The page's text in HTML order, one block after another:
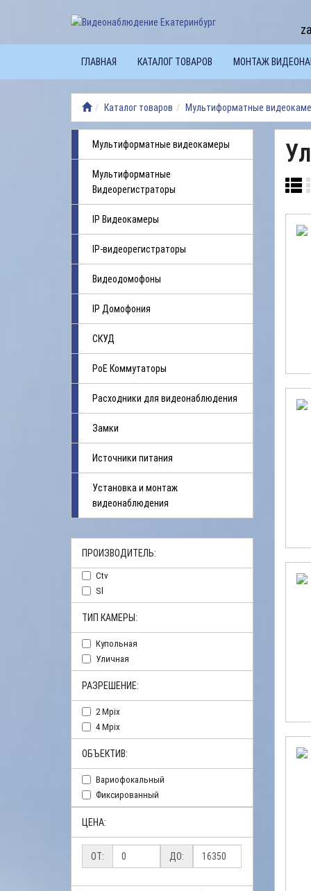
ГЛАВНАЯ КАТАЛОГ ТОВАРОВ МОНТАЖ
Каталог товаров Мультиформатные
Мультиформатные видеокамеры
Мультиформатные
Видеорегистраторы
IP Видеокамеры
IP-видеорегистраторы
Видеодомофоны
IP Домофония
СКУД
PoE Коммутаторы
Расходники для видеонаблюдения
Замки
Источники питания
Установка и монтаж
видеонаблюдения
ПРОИЗВОДИТЕЛЬ:
Ctv
Sl
ТИП КАМЕРЫ:
Купольная
Уличная
РАЗРЕШЕНИЕ:
2 Mpix
4 Mpix
ОБЪЕКТИВ:
Вариофокальный
Фиксированный
ЦЕНА:
ОТ: ДО: